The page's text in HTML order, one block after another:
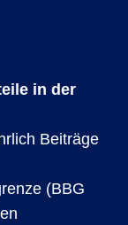
in der
Beiträge
(BBG